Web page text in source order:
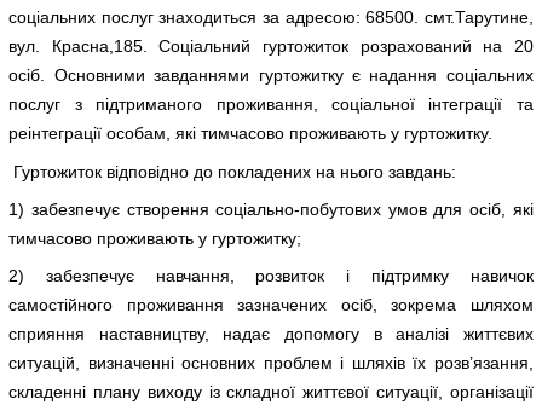
соціальних послуг знаходиться за адресою: 68500. смт.Тарутине,
вул. Красна,185. Соціальний гуртожиток розрахований на 20
осіб. Основними завданнями гуртожитку є надання соціальних
послуг з підтриманого проживання, соціальної інтеграції та
реінтеграції особам, які тимчасово проживають у гуртожитку.
Гуртожиток відповідно до покладених на нього завдань:
1) забезпечує створення соціально-побутових умов для осіб, які
тимчасово проживають у гуртожитку;
2) забезпечує навчання, розвиток і підтримку навичок
самостійного проживання зазначених осіб, зокрема шляхом
сприяння наставництву, надає допомогу в аналізі життєвих
ситуацій, визначенні основних проблем і шляхів їх розв’язання,
складенні плану виходу із складної життєвої ситуації, організації